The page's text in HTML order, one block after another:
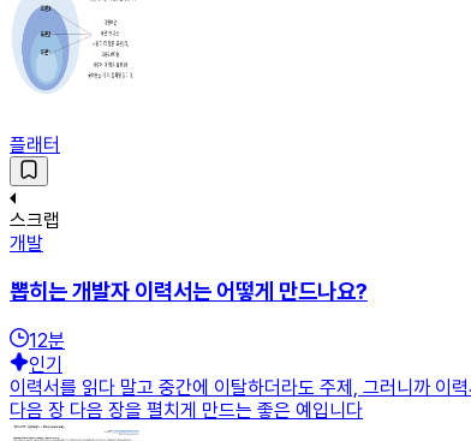
플래터
스크랩
개발
뽑히는 개발자 이력서는 어떻게 만드나요?
12분
인기
이력서를 읽다 말고 중간에 이탈하더라도 주제, 그러니까 이
다음 장 다음 장을 펼치게 만드는 좋은 예입니다